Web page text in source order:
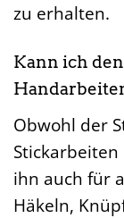
zu erhalten.
Kann ich
Obwohl der
ihn auch für
Häkeln,